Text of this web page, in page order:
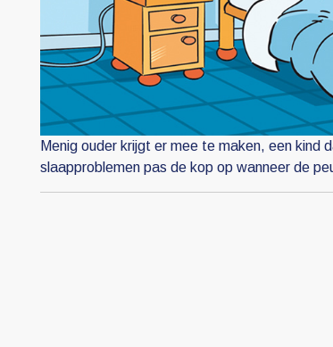
Menig ouder krijgt er mee te maken, een
slaapproblemen pas de kop op wanneer de